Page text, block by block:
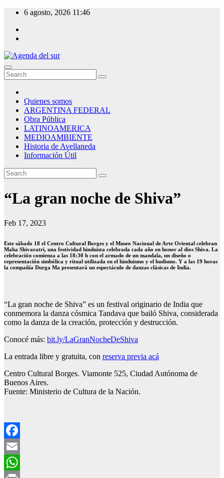
Skip
content
6 agosto, 2026 11:46
Agenda del sur
Quienes somos
ARGENTINA FEDERAL
Obra Pública
LATINOAMERICA
MEDIOAMBIENTE
Historia de Avellaneda
Información Útil
“La gran noche de Shiva”
Feb 17, 2023
Este sábado 18 el Centro Cultural Borges y el Museo Nacional de Arte Oriental celebran
Maha Shivaratri, una festividad hinduista celebrada cada año en honor al dios Shiva. La
celebración comienza a las 18:30 h con el armado de un mandala, un diseño o
representación simbólica y ritual utilizada en el hinduismo y el budismo. Y a las 19 horas
la compañía Durga Ma presentará un espectáculo de danzas clásicas de India.
“La gran noche de Shiva” es un festival originario de India que
conmemora la danza cósmica Tandava que bailó Shiva, considerada
como la danza de la creación, protección y destrucción.
Conocé más: bit.ly/LaGranNocheDeShiva
La entrada libre y gratuita, con reserva previa acá
Centro Cultural Borges. Viamonte 525, Ciudad Autónoma de
Buenos Aires.
Fuente: Ministerio de Cultura de la Nación.
Facebook
Email